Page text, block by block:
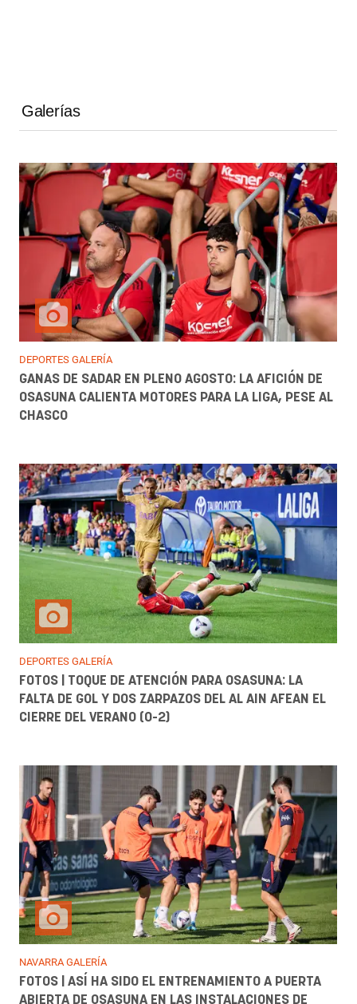
Galerías
DEPORTES GALERÍA
GANAS DE SADAR EN PLENO AGOSTO: LA AFICIÓN DE
OSASUNA CALIENTA MOTORES PARA LA LIGA, PESE AL
CHASCO
DEPORTES GALERÍA
FOTOS | TOQUE DE ATENCIÓN PARA OSASUNA: LA
FALTA DE GOL Y DOS ZARPAZOS DEL AL AIN AFEAN EL
CIERRE DEL VERANO (0-2)
NAVARRA GALERÍA
FOTOS | ASÍ HA SIDO EL ENTRENAMIENTO A PUERTA
ABIERTA DE OSASUNA EN LAS INSTALACIONES DE